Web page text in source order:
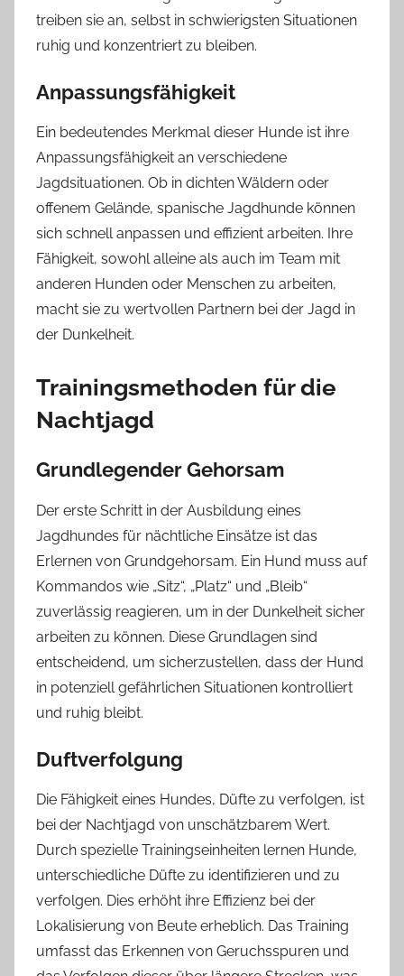
treiben sie an, selbst in schwierigsten Situationen
ruhig und konzentriert zu bleiben.
Anpassungsfähigkeit
Ein bedeutendes Merkmal dieser Hunde ist ihre
Anpassungsfähigkeit an verschiedene
Jagdsituationen. Ob in dichten Wäldern oder
offenem Gelände, spanische Jagdhunde können
sich schnell anpassen und effizient arbeiten. Ihre
Fähigkeit, sowohl alleine als auch im Team mit
anderen Hunden oder Menschen zu arbeiten,
macht sie zu wertvollen Partnern bei der Jagd in
der Dunkelheit.
Trainingsmethoden für die
Nachtjagd
Grundlegender Gehorsam
Der erste Schritt in der Ausbildung eines
Jagdhundes für nächtliche Einsätze ist das
Erlernen von Grundgehorsam. Ein Hund muss auf
Kommandos wie „Sitz“, „Platz“ und „Bleib“
zuverlässig reagieren, um in der Dunkelheit sicher
arbeiten zu können. Diese Grundlagen sind
entscheidend, um sicherzustellen, dass der Hund
in potenziell gefährlichen Situationen kontrolliert
und ruhig bleibt.
Duftverfolgung
Die Fähigkeit eines Hundes, Düfte zu verfolgen, ist
bei der Nachtjagd von unschätzbarem Wert.
Durch spezielle Trainingseinheiten lernen Hunde,
unterschiedliche Düfte zu identifizieren und zu
verfolgen. Dies erhöht ihre Effizienz bei der
Lokalisierung von Beute erheblich. Das Training
umfasst das Erkennen von Geruchsspuren und